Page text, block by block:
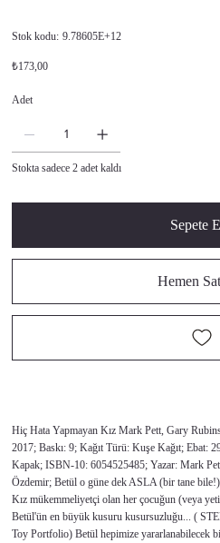
Stok kodu: Stok
9.78605E+12
Orijinal
fiyat
₺173,00
Adet
Stokta sadece 2 adet kaldı
Sepete
Hemen
Hiç Hata Yapmayan Kız Mark Pett, Gary
2017; Baskı: 9; Kağıt Türü: Kuşe Kağıt;
Kapak; ISBN-10: 6054525485; Yazar: Mark
Özdemir; Betül o güne dek ASLA (bir tane bile!)
Kız mükemmeliyetçi olan her çocuğun (veya
Betül'ün en büyük kusuru kusursuzluğu... (
Toy Portfolio) Betül hepimize yararlanabilecek